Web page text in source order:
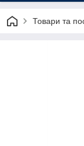
Товари та